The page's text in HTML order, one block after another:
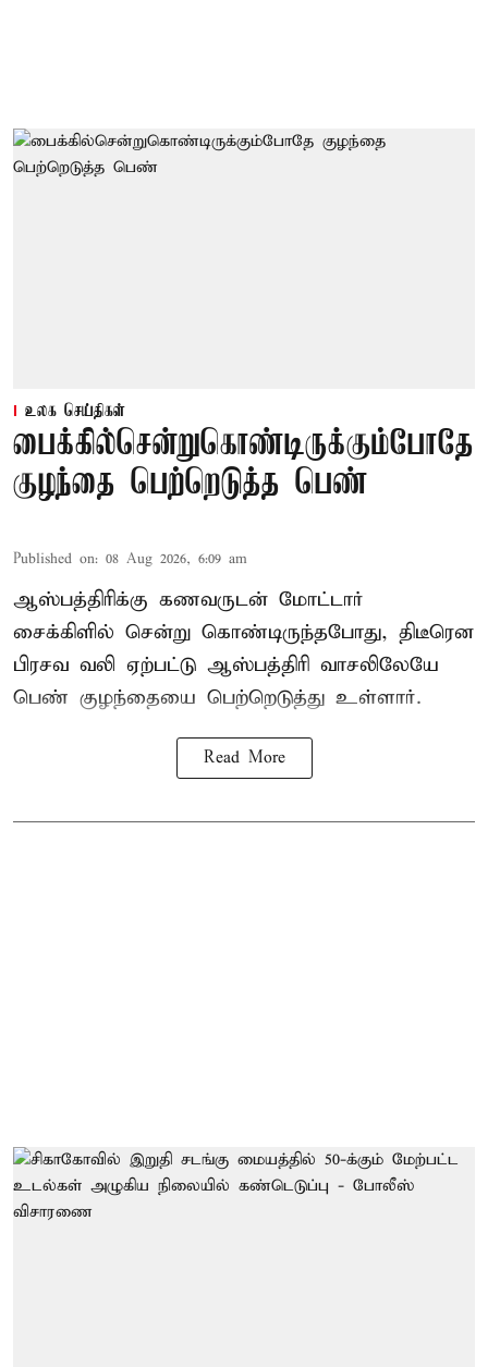
உலக செய்திகள்
பைக்கில்சென்றுகொண்டிருக்கும்போதே
குழந்தை பெற்றெடுத்த பெண்
Published on: 08 Aug 2026, 6:09 am
ஆஸ்பத்திரிக்கு கணவருடன் மோட்டார்
சைக்கிளில் சென்று கொண்டிருந்தபோது, திடீரென
பிரசவ வலி ஏற்பட்டு ஆஸ்பத்திரி வாசலிலேயே
பெண் குழந்தையை பெற்றெடுத்து உள்ளார்.
Read More